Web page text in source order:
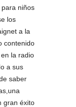
niños
los
a la
contenido
la radio
a sus
saber
gran éxito